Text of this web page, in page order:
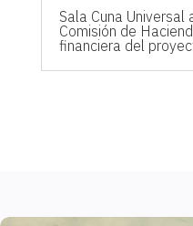
Sala Cuna Universal
Comisión de
financiera del